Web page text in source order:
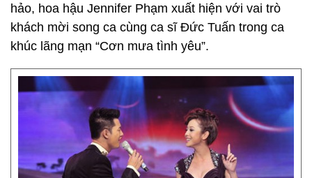
hảo, hoa hậu Jennifer Phạm xuất hiện với vai trò
khách mời song ca cùng ca sĩ Đức Tuấn trong ca
khúc lãng mạn “Cơn mưa tình yêu”.